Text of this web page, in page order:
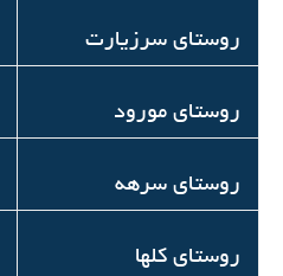
روستای سرزیارت
روستاي مورود
روستاي سرهه
روستای کلها